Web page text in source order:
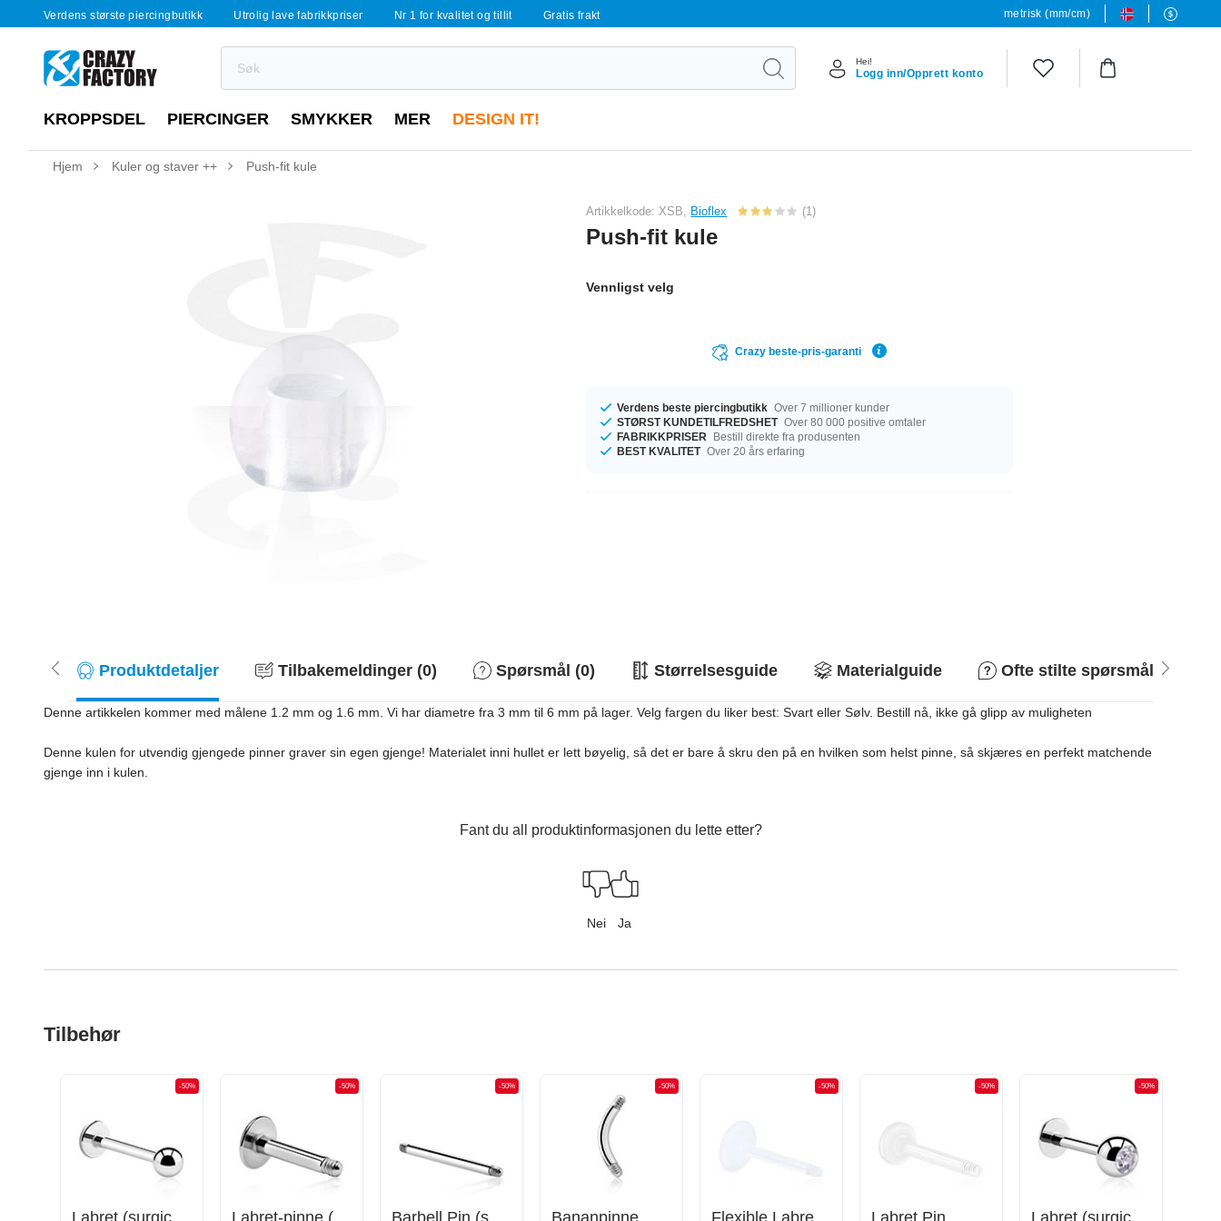
Verdens største piercingbutikk Utrolig lave fabrikkpriser Nr 1 for kvalitet og tillit Gratis frakt metrisk (mm/cm)
Hei!
Logg inn/Opprett konto
KROPPSDEL PIERCINGER SMYKKER MER DESIGN IT!
Hjem Kuler og staver ++ Push-fit kule
Artikkelkode: XSB, Bioflex (1)
Push-fit kule
Vennligst velg
Crazy beste-pris-garanti
Verdens beste piercingbutikk Over 7 millioner kunder
STØRST KUNDETILFREDSHET Over 80 000 positive omtaler
FABRIKKPRISER
Bestill direkte fra produsenten
BEST KVALITET Over 20 års erfaring
Produktdetaljer Tilbakemeldinger (0) Spørsmål (0) Størrelsesguide Materialguide Ofte stilte spørsmål
Denne artikkelen kommer med målene 1.2 mm og 1.6 mm. Vi har diametre fra 3 mm til 6 mm på lager. Velg fargen du liker best: Svart eller Sølv. Bestill nå, ikke gå glipp av muligheten
Denne kulen for utvendig gjengede pinner graver sin egen gjenge! Materialet inni hullet er lett bøyelig, så det er bare å skru den på en hvilken som helst pinne, så skjæres en perfekt matchende
gjenge inn i kulen.
Fant du all produktinformasjonen du lette etter?
Nei Ja
Tilbehør
-50% -50% -50% -50% -50% -50% -50%